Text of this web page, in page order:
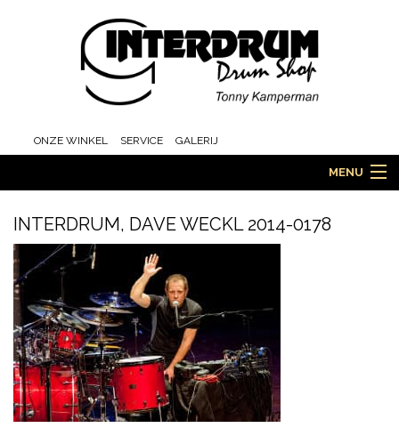
ONZE WINKEL SERVICE GALERIJ
MENU
HOME
DRUMS
ORCHESTRA EN MARCHING
INTERDRUM, DAVE WECKL 2014-0178